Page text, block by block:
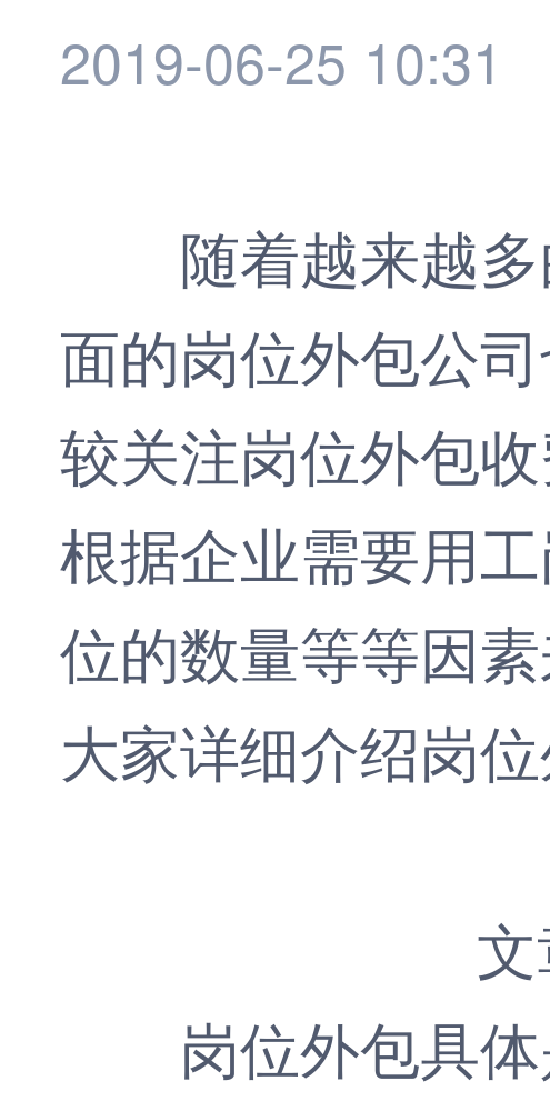
2019-06-25 10:31
随着越来越多
面的岗位外包公
较关注岗位外包
根据企业需要用
位的数量等等因
大家详细介绍岗
岗位外包具